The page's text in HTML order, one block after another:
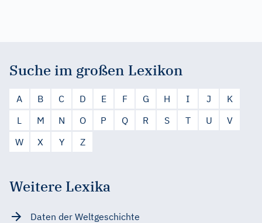
Suche im großen Lexikon
A B C D E F G H I J
K
L
M N O P Q R S T U
V
W
X Y Z
Weitere Lexika
Daten der Weltgeschichte